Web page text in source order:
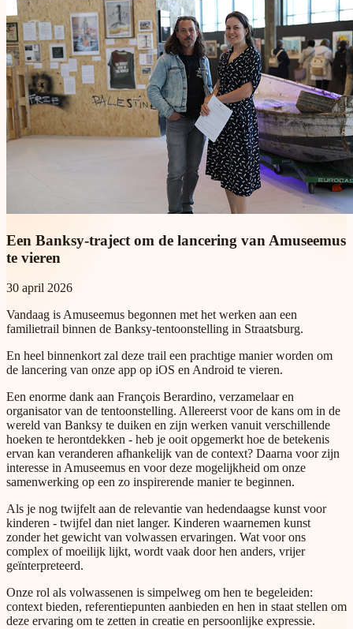
Een Banksy-traject om de lancering van Amuseemus
te vieren
30 april 2026
Vandaag is Amuseemus begonnen met het werken aan een
familietrail binnen de Banksy-tentoonstelling in Straatsburg.
En heel binnenkort zal deze trail een prachtige manier worden om
de lancering van onze app op iOS en Android te vieren.
Een enorme dank aan François Berardino, verzamelaar en
organisator van de tentoonstelling. Allereerst voor de kans om in de
wereld van Banksy te duiken en zijn werken vanuit verschillende
hoeken te herontdekken - heb je ooit opgemerkt hoe de betekenis
ervan kan veranderen afhankelijk van de context? Daarna voor zijn
interesse in Amuseemus en voor deze mogelijkheid om onze
samenwerking op een zo inspirerende manier te beginnen.
Als je nog twijfelt aan de relevantie van hedendaagse kunst voor
kinderen - twijfel dan niet langer. Kinderen waarnemen kunst
zonder het gewicht van volwassen ervaringen. Wat voor ons
complex of moeilijk lijkt, wordt vaak door hen anders, vrijer
geïnterpreteerd.
Onze rol als volwassenen is simpelweg om hen te begeleiden:
context bieden, referentiepunten aanbieden en hen in staat stellen om
deze ervaring om te zetten in creatie en persoonlijke expressie.